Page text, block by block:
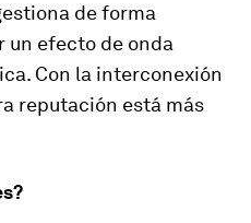
de forma
un efecto de onda
Con la interconexión
reputación está más